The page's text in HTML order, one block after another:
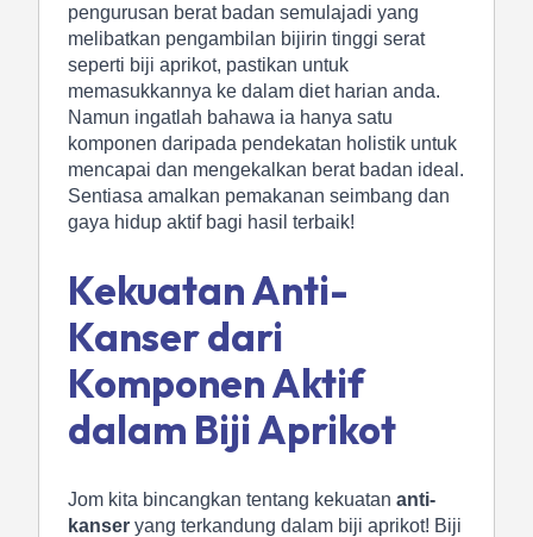
pengurusan berat badan semulajadi yang
melibatkan pengambilan bijirin tinggi serat
seperti biji aprikot, pastikan untuk
memasukkannya ke dalam diet harian anda.
Namun ingatlah bahawa ia hanya satu
komponen daripada pendekatan holistik untuk
mencapai dan mengekalkan berat badan ideal.
Sentiasa amalkan pemakanan seimbang dan
gaya hidup aktif bagi hasil terbaik!
Kekuatan Anti-
Kanser dari
Komponen Aktif
dalam Biji Aprikot
Jom kita bincangkan tentang kekuatan anti-
kanser yang terkandung dalam biji aprikot! Biji